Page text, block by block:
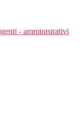
- amministrativi